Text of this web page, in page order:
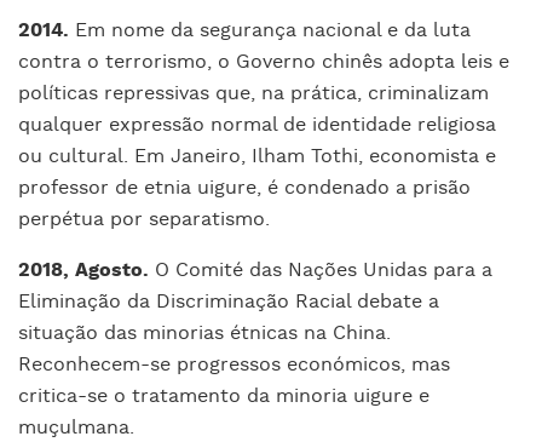
2014. Em nome da segurança nacional e da luta
contra o terrorismo, o Governo chinês adopta leis e
políticas repressivas que, na prática, criminalizam
qualquer expressão normal de identidade religiosa
ou cultural. Em Janeiro, Ilham Tothi, economista e
professor de etnia uigure, é condenado a prisão
perpétua por separatismo.
2018, Agosto. O Comité das Nações Unidas para a
Eliminação da Discriminação Racial debate a
situação das minorias étnicas na China.
Reconhecem-se progressos económicos, mas
critica-se o tratamento da minoria uigure e
muçulmana.